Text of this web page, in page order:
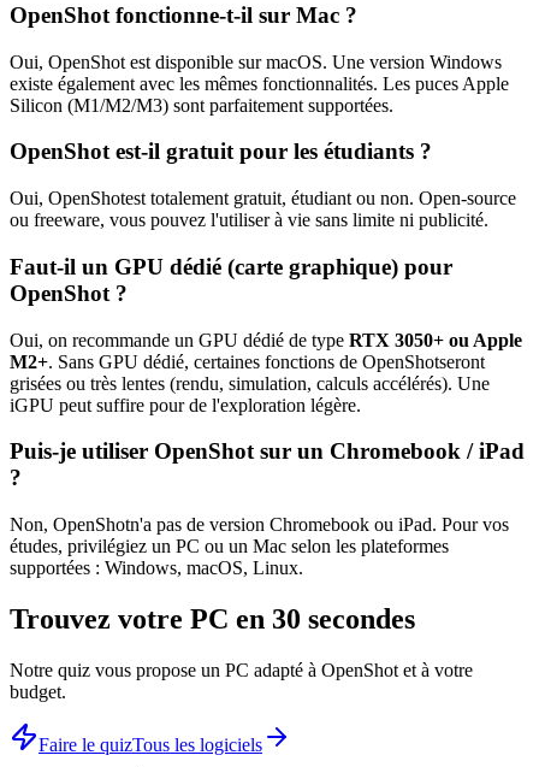
OpenShot fonctionne-t-il sur Mac ?
Oui, OpenShot est disponible sur macOS. Une version Windows
existe également avec les mêmes fonctionnalités. Les puces Apple
Silicon (M1/M2/M3) sont parfaitement supportées.
OpenShotest-il gratuit pour les étudiants ?
Oui, OpenShotest totalement gratuit, étudiant ou non. Open-source
ou freeware, vous pouvez l'utiliser à vie sans limite ni publicité.
Faut-il un GPU dédié (carte graphique) pour
OpenShot ?
Oui, on recommande un GPU dédié de type RTX 3050+ ou Apple
M2+. Sans GPU dédié, certaines fonctions de OpenShotseront
grisées ou très lentes (rendu, simulation, calculs accélérés). Une
iGPU peut suffire pour de l'exploration légère.
Puis-je utiliser OpenShotsur un Chromebook / iPad
?
Non, OpenShotn'a pas de version Chromebook ou iPad. Pour vos
études, privilégiez un PC ou un Mac selon les plateformes
supportées : Windows, macOS, Linux.
Trouvez votre PC en 30 secondes
Notre quiz vous propose un PC adapté à OpenShot et à votre
budget.
Faire le quizTous les logiciels